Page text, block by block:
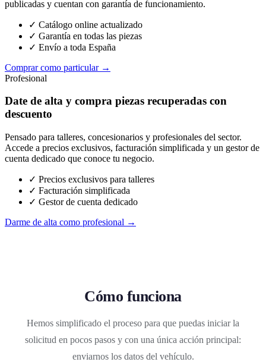
publicadas y cuentan con garantía de funcionamiento.
✓ Catálogo online actualizado
✓ Garantía en todas las piezas
✓ Envío a toda España
Comprar como particular →
Profesional
Date de alta y compra piezas recuperadas con
descuento
Pensado para talleres, concesionarios y profesionales del sector.
Accede a precios exclusivos, facturación simplificada y un gestor de
cuenta dedicado que conoce tu negocio.
✓ Precios exclusivos para talleres
✓ Facturación simplificada
✓ Gestor de cuenta dedicado
Darme de alta como profesional →
Cómo funciona
Hemos simplificado el proceso para que puedas iniciar la
solicitud en pocos pasos y con una única acción principal:
enviarnos los datos del vehículo.